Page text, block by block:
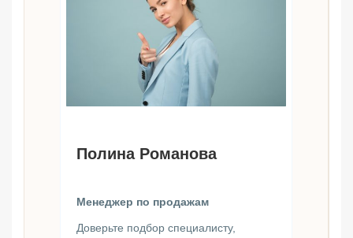
Полина Романова
Менеджер по продажам
Доверьте подбор специалисту,